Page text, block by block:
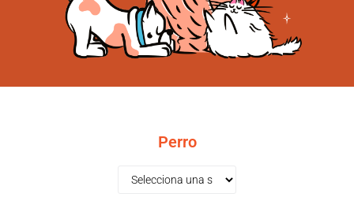
Perro